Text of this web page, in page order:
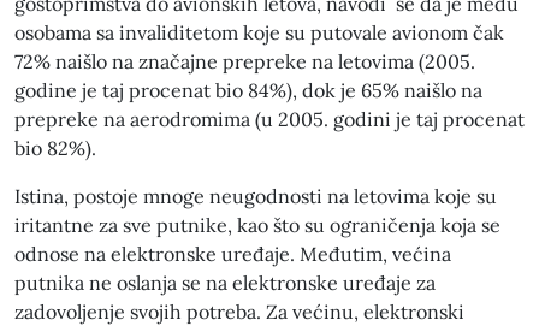
osobama sa invaliditetom koje su putovale avionom čak
72% naišlo na značajne prepreke na letovima (2005.
godine je taj procenat bio 84%), dok je 65% naišlo na
prepreke na aerodromima (u 2005. godini je taj procenat
bio 82%).
Istina, postoje mnoge neugodnosti na letovima koje su
iritantne za sve putnike, kao što su ograničenja koja se
odnose na elektronske uređaje. Međutim, većina
putnika ne oslanja se na elektronske uređaje za
zadovoljenje svojih potreba. Za većinu, elektronski